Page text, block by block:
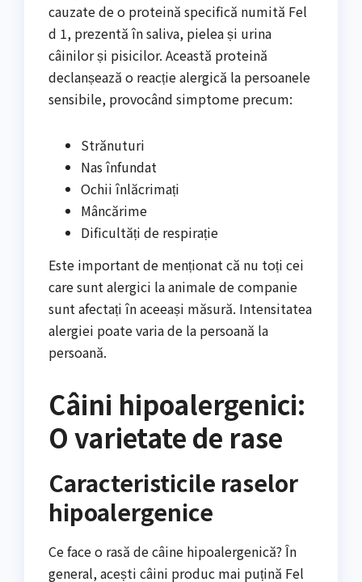
cauzate de o proteină specifică numită Fel
d 1, prezentă în saliva, pielea și urina
câinilor și pisicilor. Această proteină
declanșează o reacție alergică la persoanele
sensibile, provocând simptome precum:
Strănuturi
Nas înfundat
Ochii înlăcrimați
Mâncărime
Dificultăți de respirație
Este important de menționat că nu toți cei
care sunt alergici la animale de companie
sunt afectați în aceeași măsură. Intensitatea
alergiei poate varia de la persoană la
persoană.
Câini hipoalergenici:
O varietate de rase
Caracteristicile raselor
hipoalergenice
Ce face o rasă de câine hipoalergenică? În
general, acești câini produc mai puțină Fel